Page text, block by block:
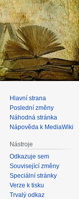
Hlavní strana
Poslední změny
Náhodná stránka
Nápověda k MediaWiki
Nástroje
Odkazuje sem
Související změny
Speciální stránky
Verze k tisku
Trvalý odkaz